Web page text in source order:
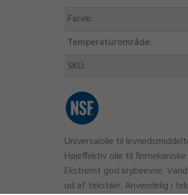
Farve:
Temperaturområde:
SKU:
Universalolie til
Højeffektiv olie til
Ekstremt god krybeevne.
ud af tekstiler. Anvendelig i